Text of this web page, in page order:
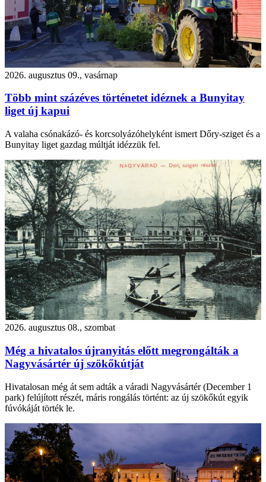
2026. augusztus 09., vasárnap
Több mint százéves történetet idéznek a Bunyitay
liget új kapui
A valaha csónakázó- és korcsolyázóhelyként ismert Dőry-sziget és a
Bunyitay liget gazdag múltját idézzük fel.
2026. augusztus 08., szombat
Még a hivatalos újranyitás előtt megrongálták a
Nagyvásártér új szökőkútját
Hivatalosan még át sem adták a váradi Nagyvásártér (December 1
park) felújított részét, máris rongálás történt: az új szökőkút egyik
fúvókáját törték le.